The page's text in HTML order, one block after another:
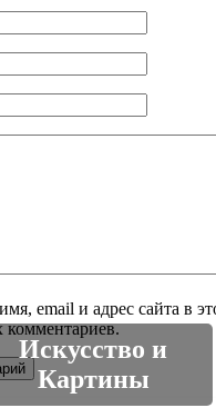
email и адрес сайта в
Искусство и
Картины